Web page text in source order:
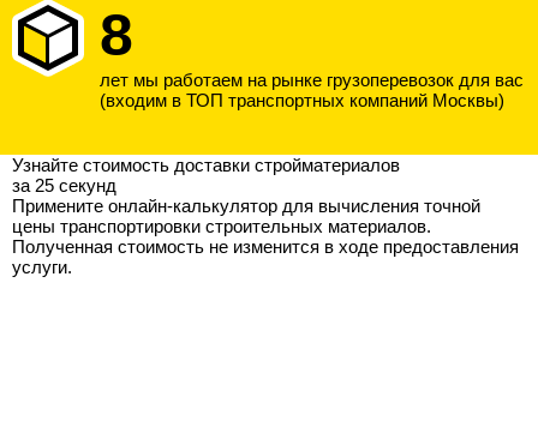
8
лет мы работаем на рынке грузоперевозок для вас
(входим в ТОП транспортных компаний Москвы)
Узнайте стоимость доставки стройматериалов
за 25 секунд
Примените онлайн-калькулятор для вычисления точной
цены транспортировки строительных материалов.
Полученная стоимость не изменится в ходе предоставления
услуги.